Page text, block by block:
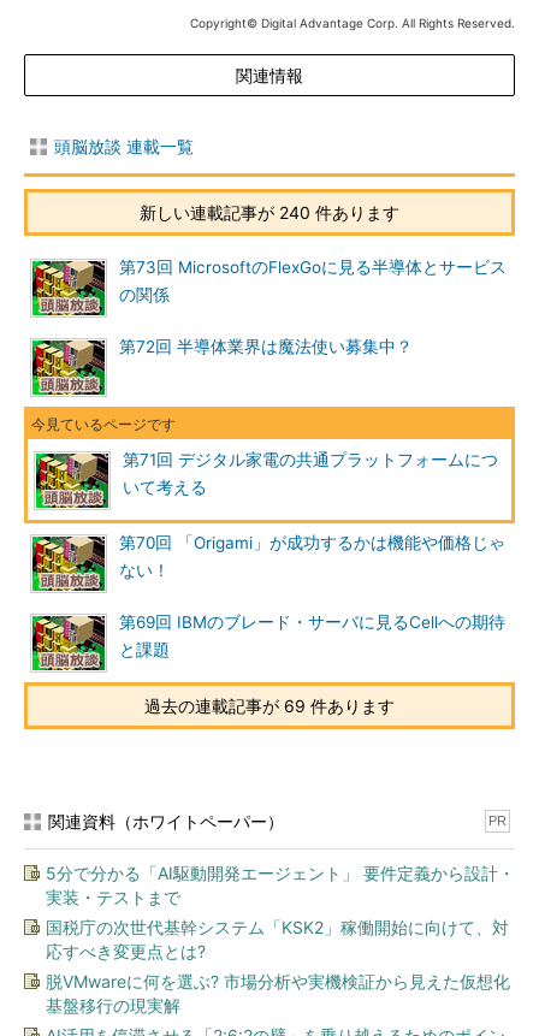
そこでプラットフォームを作ろう、ということになり、ある商
品群共通とか、ある会社の中の部署共通とか、何社かあつまって
共同でとか、世の中プラットフォームばやりである。半導体屋側
うな感じとなるだろう。
（1）SoCは並列度の高いマルチコアの「エンジン」部分を中心
とする。専用ハードウェアにしてしまうとカスタマイズは大変な
理する。
なサービスのためにOSや各種プロトコルスタックなどが入手し
やすい既存コア、プラットフォームにし難い個別の要求のための
専用IPなどと組み合わせて一体とする。
そういう点でばっさりいってしまえば、松下電器産業の
UniPhierも、SCEI（ソニー・コンピュータエンタテインメント）
－東芝-IBM連合のCELLも1つ穴の狢（ムジナ）である。多分、そ
れ以外の会社でも、性能と規模はともかく、この手のことはどこ
もやっているはずだ。
そんなプラットフォームの上に、選択の幅のそれほど多くない
OSを載せ、これまた規格ものが多い上にどれも必須なので、似
たようなミドルウェアを載せている、というのがとてもありがち
なプラットフォームの現況に思える。せめてGUIくらい特徴を見
それにしてもプラットフォームを作る大変さは筆舌に尽くし難
いものがある。実際、個別開発でも大変なのだから、共通にする
というのはよいとして、共通にするためには個別開発以上のいろ
いろなケアがいる。「共通」にするがための妥協や、技術的判断
というより「政治的」判断なんかも多くなる。あるものを捨てて
プラットフォームなるものに乗り換えを迫られている「抵抗勢
力」もいそうだ。総論賛成、各論反対など当然か。
Copyright© Digital Advantage Corp. All Rights Reserved.
関連情報
頭脳放談 連載一覧
新しい連載記事が 240 件あります
第73回 MicrosoftのFlexGoに見る半導体とサービス
の関係
第72回 半導体業界は魔法使い募集中？
第71回 デジタル家電の共通プラットフォームにつ
いて考える
第70回 「Origami」が成功するかは機能や価格じゃ
ない！
第69回 IBMのブレード・サーバに見るCellへの期待
と課題
過去の連載記事が 69 件あります
関連資料（ホワイトペーパー） PR
5分で分かる「AI駆動開発エージェント」 要件定義から設計・
実装・テストまで
国税庁の次世代基幹システム「KSK2」稼働開始に向けて、対
応すべき変更点とは?
脱VMwareに何を選ぶ? 市場分析や実機検証から見えた仮想化
基盤移行の現実解